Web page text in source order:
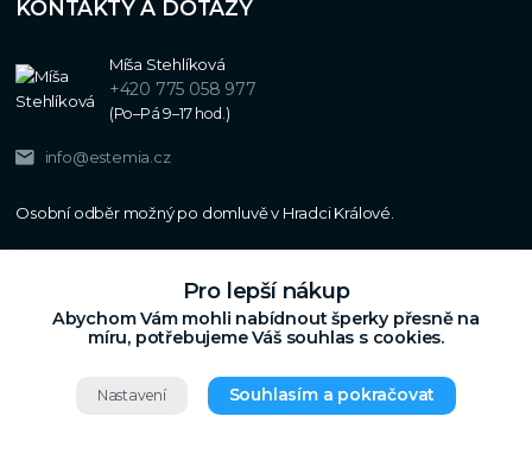
KONTAKTY A DOTAZY
Míša Stehlíková
+420 775 058 977
(Po–Pá 9–17 hod.)
info@estemia.cz
Pro lepší nákup
Abychom Vám mohli nabídnout šperky přesně na
míru, potřebujeme Váš souhlas s cookies.
Nastavení Souhlasím a pokračovat